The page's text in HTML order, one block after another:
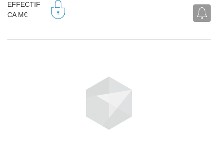
EFFECTIF
CA M€